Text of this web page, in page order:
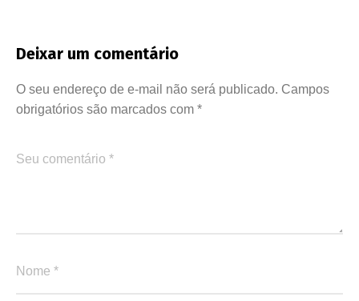
Deixar um comentário
O seu endereço de e-mail não será publicado. Campos
obrigatórios são marcados com *